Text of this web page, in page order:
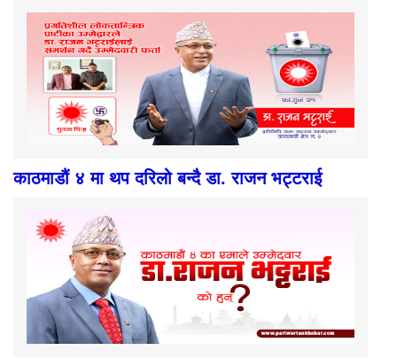
काठमाडौं ४ मा थप दरिलो बन्दै डा. राजन भट्टराई